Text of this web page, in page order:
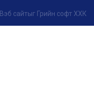
Вэб сайтыг Грийн софт ХХК